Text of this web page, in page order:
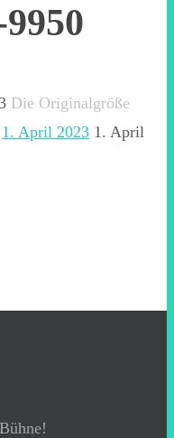
Die Originalgröße
1. April 2023 1. April